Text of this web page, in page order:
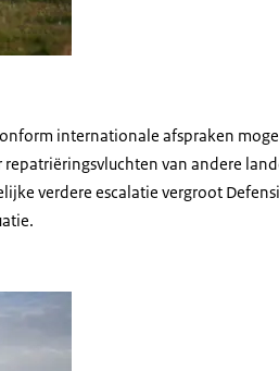
internationale afspraken
van andere
verdere escalatie vergroot